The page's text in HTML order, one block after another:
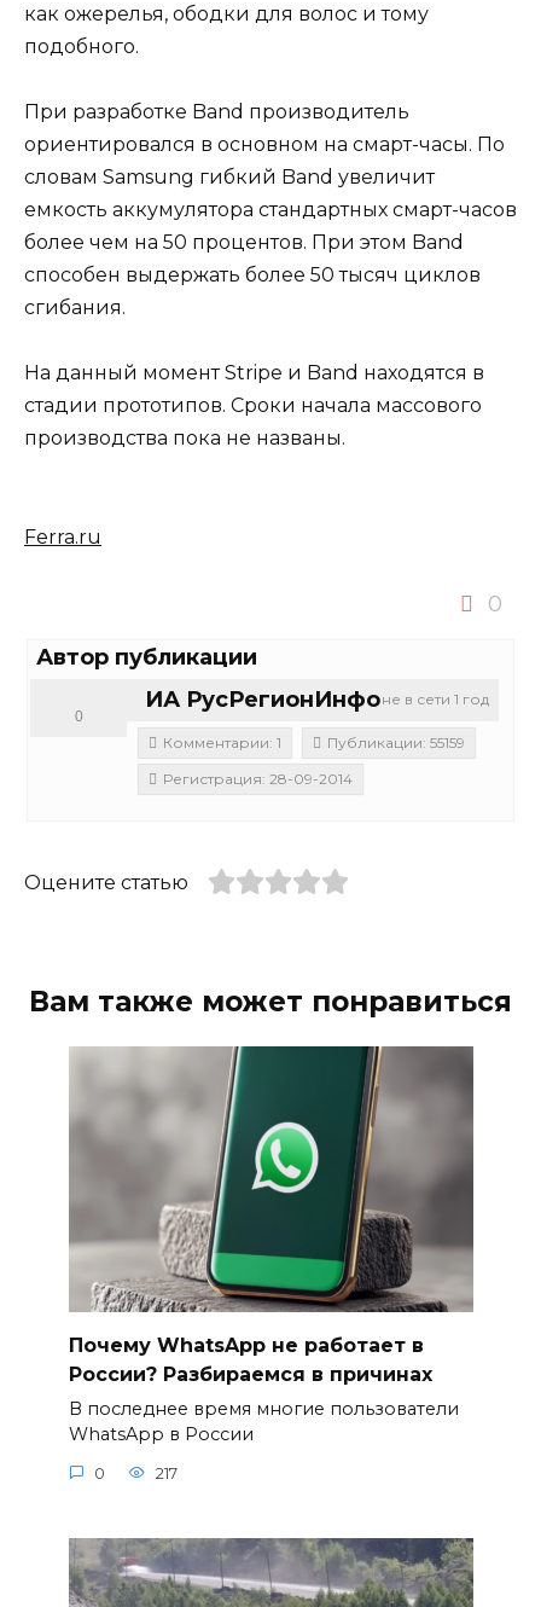
как ожерелья, ободки для волос и тому
подобного.
При разработке Band производитель
ориентировался в основном на смарт-часы. По
словам Samsung гибкий Band увеличит
емкость аккумулятора стандартных смарт-часов
более чем на 50 процентов. При этом Band
способен выдержать более 50 тысяч циклов
сгибания.
На данный момент Stripe и Band находятся в
стадии прототипов. Сроки начала массового
производства пока не названы.
Ferra.ru
0
Автор публикации
не в сети 1 год
ИА РусРегионИнфо
0
Комментарии: 1
Публикации: 55159
Регистрация: 28-09-2014
Оцените статью
Вам также может понравиться
Почему WhatsApp не работает в
России? Разбираемся в причинах
В последнее время многие пользователи
WhatsApp в России
0 217